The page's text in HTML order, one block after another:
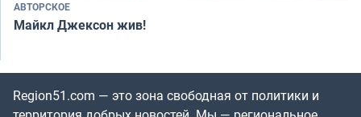
АВТОРСКОЕ
Майкл Джексон жив!
Region51.com — это зона свободная от политики и